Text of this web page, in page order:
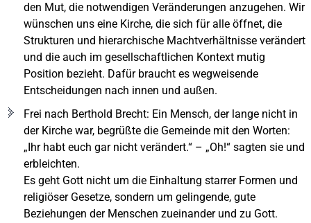
den Mut, die notwendigen Veränderungen anzugehen. Wir
wünschen uns eine Kirche, die sich für alle öffnet, die
Strukturen und hierarchische Machtverhältnisse verändert
und die auch im gesellschaftlichen Kontext mutig
Position bezieht. Dafür braucht es wegweisende
Entscheidungen nach innen und außen.
Frei nach Berthold Brecht: Ein Mensch, der lange nicht in
der Kirche war, begrüßte die Gemeinde mit den Worten:
„Ihr habt euch gar nicht verändert.“ – „Oh!“ sagten sie und
erbleichten.
Es geht Gott nicht um die Einhaltung starrer Formen und
religiöser Gesetze, sondern um gelingende, gute
Beziehungen der Menschen zueinander und zu Gott.